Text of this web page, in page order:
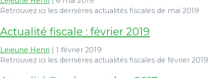
Retrouvez ici les dernières actualités fiscales de mai 2019
Actualité fiscale : février 2019
Lejeune Henri
1 février 2019
Retrouvez ici les dernières actualités fiscales de février 2019